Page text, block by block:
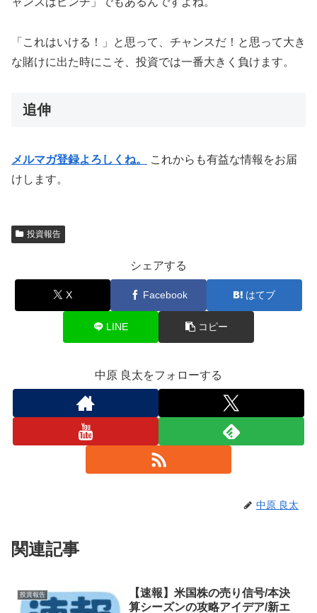
「これはいける！」と思って、チャンスだ！と思って大き
な賭けに出た時にこそ、投資では一番大きく負けます。
追伸
メルマガ登録よろしくね。
これからも有益な情報をお届
けします。
投資報告
シェアする
X Facebook はてブ
LINE コピー
中原 良太をフォローする
中原 良太
関連記事
投資報告
【速報】米国株の売り信号/本決
算シーズンの攻略アイデア/新エ